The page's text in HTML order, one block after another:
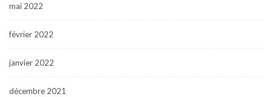
mai 2022
février 2022
janvier 2022
décembre 2021